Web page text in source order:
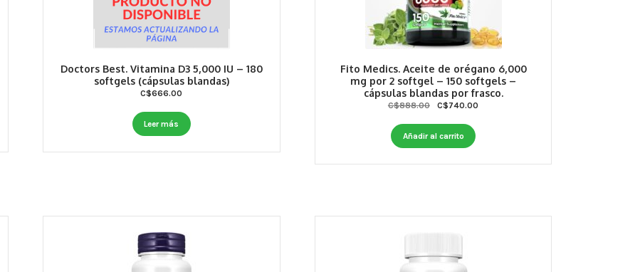
Doctors Best. Vitamina D3 5,000 IU – 180
softgels (cápsulas blandas)
C$666.00
Leer más
Fito Medics. Aceite de orégano 6,000
mg por 2 softgel – 150 softgels –
cápsulas blandas por frasco.
C$888.00
Original
was:
C$888.00.
C$740.00
Añadir al carrito